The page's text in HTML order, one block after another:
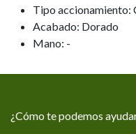
Tipo accionamiento:
Acabado: Dorado
Mano: -
¿Cómo te podemos